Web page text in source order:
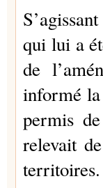
qui lui a
de
informé la
permis
relevait
territoires.